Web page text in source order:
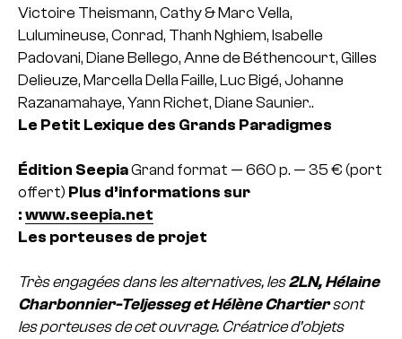
Victoire Theismann, Cathy & Marc Vella,
Lulumineuse, Conrad, Thanh Nghiem, Isabelle
Padovani, Diane Bellego, Anne de Béthencourt, Gilles
Delieuze, Marcella Della Faille, Luc Bigé, Johanne
Razanamahaye, Yann Richet, Diane Saunier..
Le Petit Lexique des Grands Paradigmes
Édition SeepiaGrand format — 660 p. — 35 € (port
offert) Plus d’informations sur
: www.seepia.net
Les porteuses de projet
Très engagées dans les alternatives, les2LN, Hélaine
Charbonnier-Teljesseg et Hélène Chartiersont
les porteuses de cet ouvrage. Créatrice d’objets